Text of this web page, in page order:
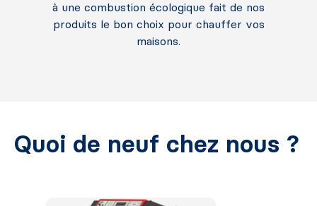
à une combustion écologique fait de nos
produits le bon choix pour chauffer vos
maisons.
Quoi de neuf chez nous ?